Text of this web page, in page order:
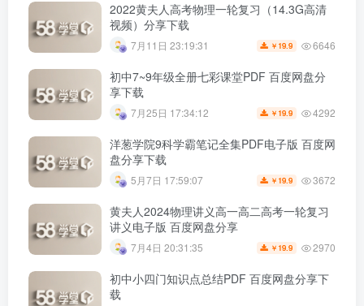
2022黄夫人高考物理一轮复习（14.3G高清
视频）分享下载
7月11日 23:19:31 ￥ 19.9 6646
初中7~9年级全册七彩课堂PDF 百度网盘分
享下载
7月25日 17:34:12 ￥ 19.9 4292
洋葱学院9科学霸笔记全集PDF电子版 百度网
盘分享下载
5月7日 17:59:07 ￥ 19.9 3672
黄夫人2024物理讲义高一高二高考一轮复习
讲义电子版 百度网盘分享
7月4日 20:31:35 ￥ 19.9 2970
初中小四门知识点总结PDF 百度网盘分享下
载